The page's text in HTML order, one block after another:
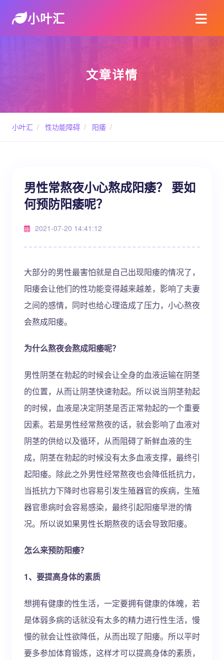
小叶汇
文章详情
小叶汇 / 性功能障碍 / 阳痿 /
男性常熬夜小心熬成阳痿？ 要如
何预防阳痿呢？
2021-07-20 14:41:12
大部分的男性最害怕就是自己出现阳痿的情况了，
阳痿会让他们的性功能变得越来越差，影响了夫妻
之间的感情，同时也给心理造成了压力，小心熬夜
会熬成阳痿。
为什么熬夜会熬成阳痿呢？
男性阴茎在勃起的时候会让全身的血液运输在阴茎
的位置，从而让阴茎快速勃起。所以说当阴茎勃起
的时候，血液是决定阴茎是否正常勃起的一个重要
因素。若是男性经常熬夜的话，就会影响了血液对
阴茎的供给以及循环，从而阻碍了新鲜血液的生
成，阴茎在勃起的时候没有太多血液支撑，最终引
起阳痿。除此之外男性经常熬夜也会降低抵抗力，
当抵抗力下降时也容易引发生殖器官的疾病，生殖
器官患病时会容易感染，最终引起阳痿早泄的情
况。所以说如果男性长期熬夜的话会导致阳痿。
怎么来预防阳痿？
1、要提高身体的素质
想拥有健康的性生活，一定要拥有健康的体魄，若
是体弱多病的话就没有太多的精力进行性生活，慢
慢的就会让性欲降低，从而出现了阳痿。所以平时
要多参加体育锻炼，这样才可以提高身体的素质，